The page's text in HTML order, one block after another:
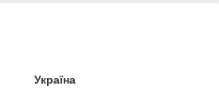
Україна